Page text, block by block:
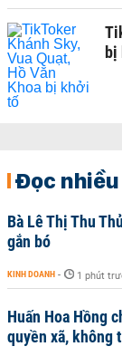
Đọc
Bà Lê Thị Thu
gắn bó
KINH DOANH - 1 phút
Huấn Hoa Hồng
quyền xã, không